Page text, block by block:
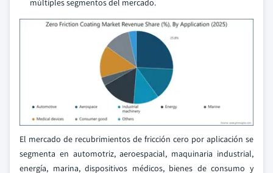
múltiples segmentos del mercado.
El mercado de recubrimientos de fricción cero por aplicación se
segmenta en automotriz, aeroespacial, maquinaria industrial,
energía, marina, dispositivos médicos, bienes de consumo y